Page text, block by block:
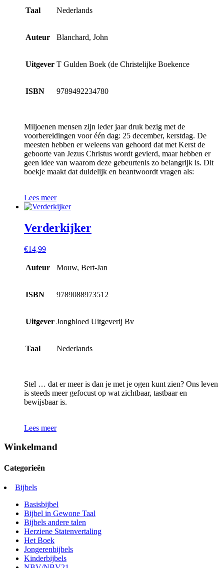
Taal Nederlands
Auteur Blanchard, John
Uitgever T Gulden Boek (de Christelijke Boekence
ISBN 9789492234780
Miljoenen mensen zijn ieder jaar druk bezig met de
voorbereidingen voor één dag: 25 december, kerstdag. De
meesten hebben er weleens van gehoord dat met Kerst de
geboorte van Jezus Christus wordt gevierd, maar hebben er
geen idee van waarom deze gebeurtenis zo belangrijk is. Dit
boekje maakt dat duidelijk en beantwoordt vragen als:
Lees meer
Verderkijker
€14,99
Auteur Mouw, Bert-Jan
ISBN 9789088973512
Uitgever Jongbloed Uitgeverij Bv
Taal Nederlands
Stel … dat er meer is dan je met je ogen kunt zien? Ons leven
is steeds meer gefocust op wat zichtbaar, tastbaar en
bewijsbaar is.
Lees meer
Winkelmand
Categorieën
Bijbels
Basisbijbel
Bijbel in Gewone Taal
Bijbels andere talen
Herziene Statenvertaling
Het Boek
Jongerenbijbels
Kinderbijbels